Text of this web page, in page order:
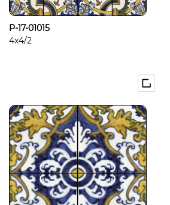
P-17-01015
4x4/2